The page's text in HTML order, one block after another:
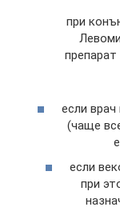
при
если
(чаще
если
при